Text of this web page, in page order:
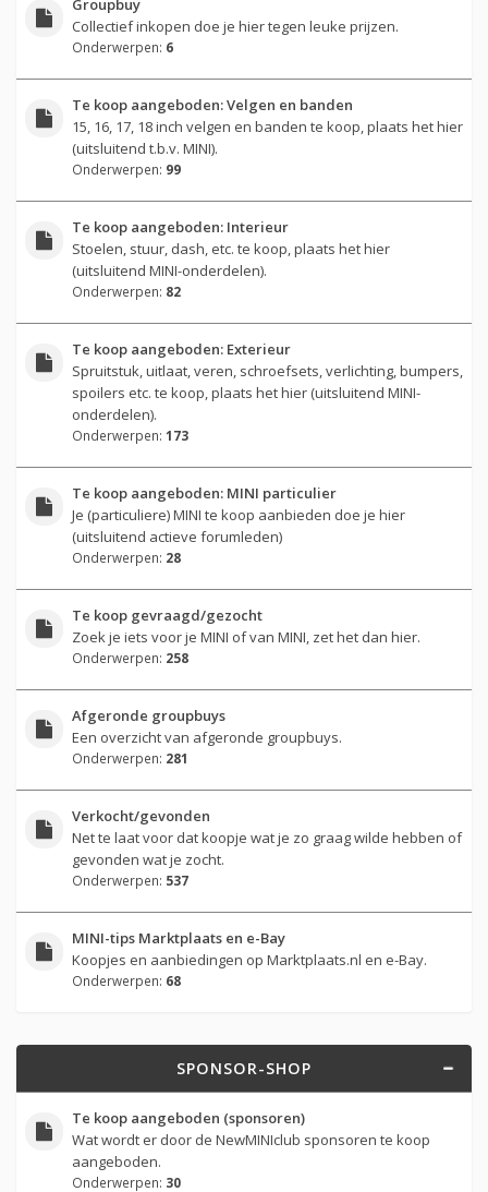
Collectief inkopen doe je hier tegen leuke prijzen.
Onderwerpen: 6
Te koop aangeboden: Velgen en banden
15, 16, 17, 18 inch velgen en banden te koop, plaats het hier
(uitsluitend t.b.v. MINI).
Onderwerpen: 99
Te koop aangeboden: Interieur
Stoelen, stuur, dash, etc. te koop, plaats het hier
(uitsluitend MINI-onderdelen).
Onderwerpen: 82
Te koop aangeboden: Exterieur
Spruitstuk, uitlaat, veren, schroefsets, verlichting, bumpers,
spoilers etc. te koop, plaats het hier (uitsluitend MINI-
onderdelen).
Onderwerpen: 173
Te koop aangeboden: MINI particulier
Je (particuliere) MINI te koop aanbieden doe je hier
(uitsluitend actieve forumleden)
Onderwerpen: 28
Te koop gevraagd/gezocht
Zoek je iets voor je MINI of van MINI, zet het dan hier.
Onderwerpen: 258
Afgeronde groupbuys
Een overzicht van afgeronde groupbuys.
Onderwerpen: 281
Verkocht/gevonden
Net te laat voor dat koopje wat je zo graag wilde hebben of
gevonden wat je zocht.
Onderwerpen: 537
MINI-tips Marktplaats en e-Bay
Koopjes en aanbiedingen op Marktplaats.nl en e-Bay.
Onderwerpen: 68
SPONSOR-SHOP
Te koop aangeboden (sponsoren)
Wat wordt er door de NewMINIclub sponsoren te koop
aangeboden.
Onderwerpen: 30